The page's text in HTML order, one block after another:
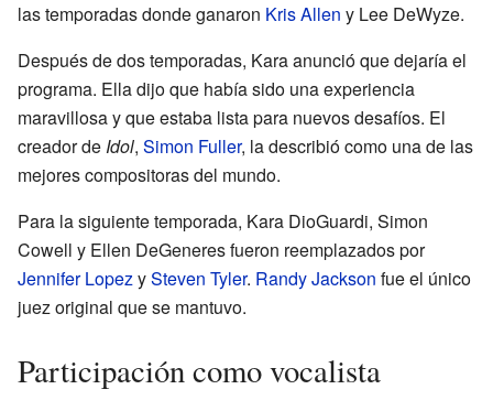
las temporadas donde ganaron Kris Allen y Lee DeWyze.
Después de dos temporadas, Kara anunció que dejaría el
programa. Ella dijo que había sido una experiencia
maravillosa y que estaba lista para nuevos desafíos. El
creador de Idol, Simon Fuller, la describió como una de las
mejores compositoras del mundo.
Para la siguiente temporada, Kara DioGuardi, Simon
Cowell y Ellen DeGeneres fueron reemplazados por
Jennifer LopezySteven Tyler. Randy Jackson fue el único
juez original que se mantuvo.
Participación como vocalista